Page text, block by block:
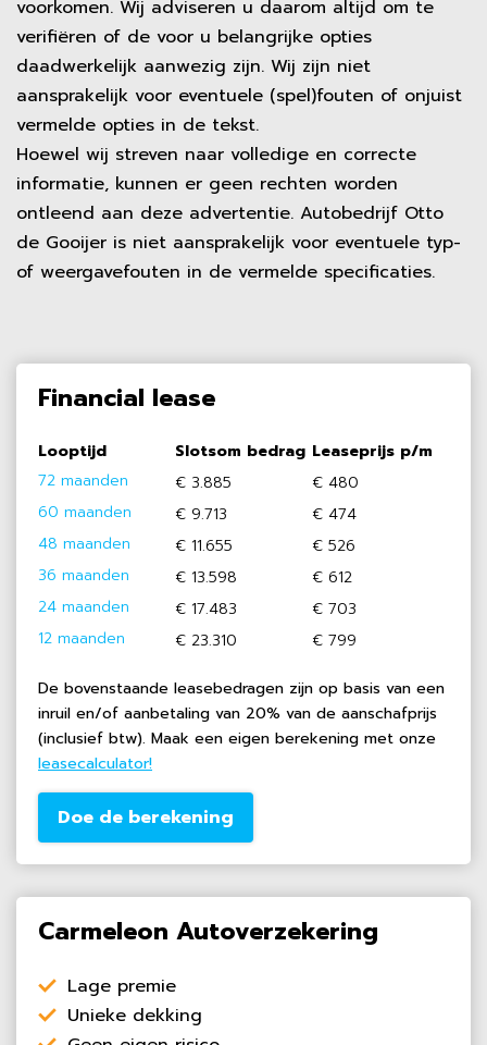
voorkomen. Wij adviseren u daarom altijd om te
verifiëren of de voor u belangrijke opties
daadwerkelijk aanwezig zijn. Wij zijn niet
aansprakelijk voor eventuele (spel)fouten of onjuist
vermelde opties in de tekst.
Hoewel wij streven naar volledige en correcte
informatie, kunnen er geen rechten worden
ontleend aan deze advertentie. Autobedrijf Otto
de Gooijer is niet aansprakelijk voor eventuele typ-
of weergavefouten in de vermelde specificaties.
Financial lease
Looptijd Slotsom bedrag Leaseprijs p/m
72 maanden
€ 3.885
€ 480
60 maanden
€ 9.713
€ 474
48 maanden
€ 11.655
€ 526
36 maanden
€ 13.598
€ 612
24 maanden
€ 17.483
€ 703
12 maanden
€ 23.310 € 799
De bovenstaande leasebedragen zijn op basis van een
inruil en/of aanbetaling van 20% van de aanschafprijs
(inclusief btw). Maak een eigen berekening met onze
leasecalculator!
Doe de berekening
Carmeleon Autoverzekering
Lage premie
Unieke dekking